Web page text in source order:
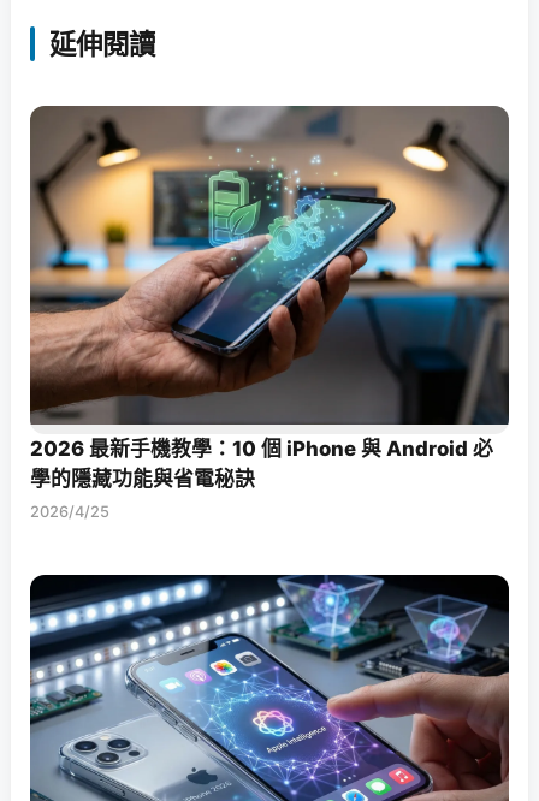
延伸閱讀
2026 最新手機教學：10 個 iPhone 與 Android 必
學的隱藏功能與省電秘訣
2026/4/25